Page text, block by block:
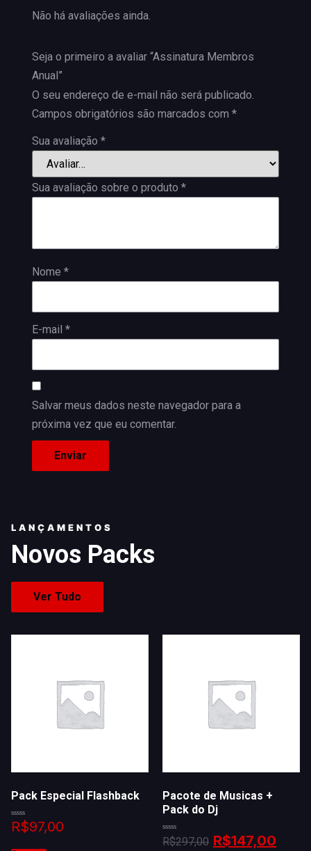
Não há avaliações ainda.
Seja o primeiro a avaliar “Assinatura Membros
Anual”
O seu endereço de e-mail não será publicado.
Campos obrigatórios são marcados com *
Sua avaliação *
Sua avaliação sobre o produto *
Nome *
E-mail *
Salvar meus dados neste navegador para a
próxima vez que eu comentar.
LANÇAMENTOS
Novos Packs
Ver Tudo
Pack Especial Flashback
Avaliação
0R$97,00
Pacote de Musicas +
Pack do Dj
Avaliação
0
R$297,00 R$147,00